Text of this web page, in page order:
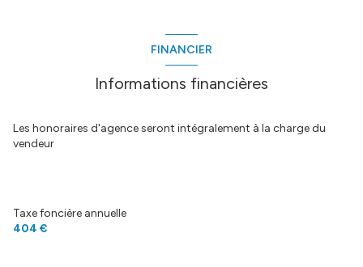
palier 5.81 m²
local chauffe-eau
chambre 1
chambre 2
FINANCIER
Informations financières
Les honoraires d'agence seront intégralement à la charge du
vendeur
Taxe foncière annuelle
404 €